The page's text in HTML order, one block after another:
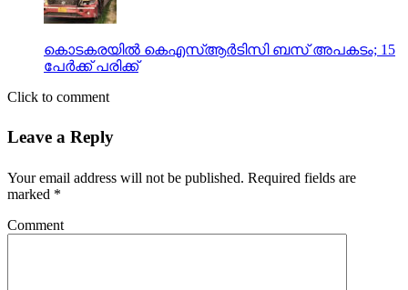
കൊടകരയില്‍ കെഎസ്ആര്‍ടിസി ബസ് അപകടം; 15
പേര്‍ക്ക് പരിക്ക്
Click to comment
Leave a Reply
Your email address will not be published. Required fields are
marked *
Comment